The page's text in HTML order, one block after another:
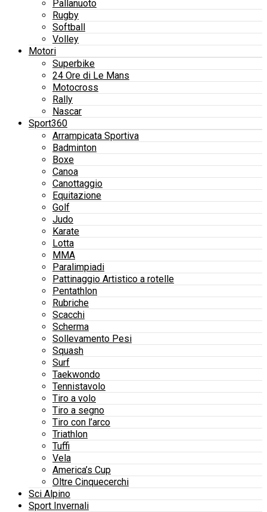
Pallanuoto
Rugby
Softball
Volley
Motori
Superbike
24 Ore di Le Mans
Motocross
Rally
Nascar
Sport360
Arrampicata Sportiva
Badminton
Boxe
Canoa
Canottaggio
Equitazione
Golf
Judo
Karate
Lotta
MMA
Paralimpiadi
Pattinaggio Artistico a rotelle
Pentathlon
Rubriche
Scacchi
Scherma
Sollevamento Pesi
Squash
Surf
Taekwondo
Tennistavolo
Tiro a volo
Tiro a segno
Tiro con l’arco
Triathlon
Tuffi
Vela
America’s Cup
Oltre Cinquecerchi
Sci Alpino
Sport Invernali